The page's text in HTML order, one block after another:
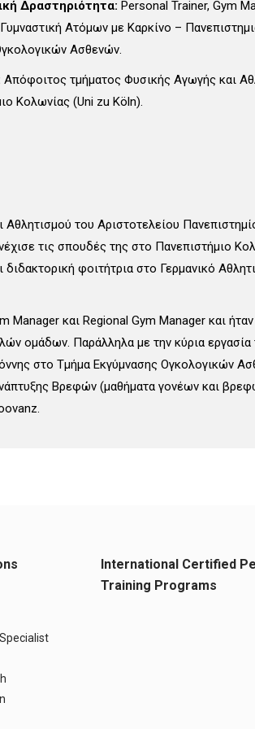
Δραστηριότητα: Personal Trainer, Gym
Ατόμων με Καρκίνο –
Ασθενών.
Απόφοιτος τμήματος Φυσικής Αγωγής και
Κολωνίας (Uni zu Köln).
του Αριστοτελείου
τις σπουδές της στο Πανεπιστήμιο
φοιτήτρια στο Γερμανικό
και Regional Gym Manager και
ομάδων. Παράλληλα με την κύρια
στο Τμήμα Εκγύμνασης Ογκολογικών
Βρεφών (μαθήματα γονέων και
International Certified
Training Programs